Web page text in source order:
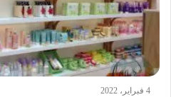
4 فبراير، 2022